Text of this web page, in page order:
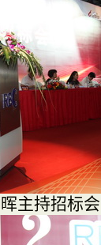
主持招标会